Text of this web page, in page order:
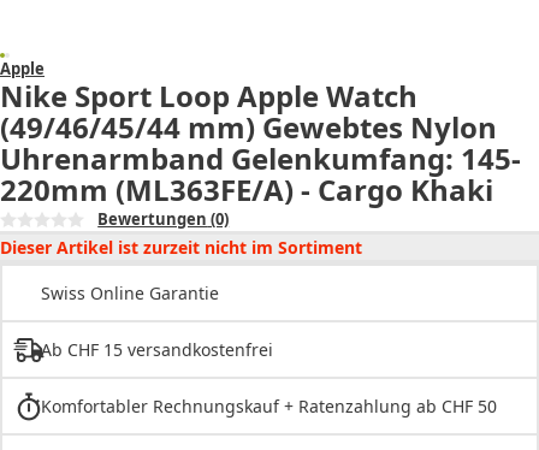
Apple
Nike Sport Loop Apple Watch
(49/46/45/44 mm) Gewebtes Nylon
Uhrenarmband Gelenkumfang: 145-
220mm (ML363FE/A) - Cargo Khaki
Bewertungen (0)
Dieser Artikel ist zurzeit nicht im Sortiment
Swiss Online Garantie
Ab CHF 15 versandkostenfrei
Komfortabler Rechnungskauf + Ratenzahlung ab CHF 50